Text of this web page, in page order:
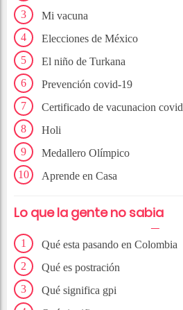
Mi vacuna
Elecciones de México
El niño de Turkana
Prevención covid-19
Certificado de vacunacion covid
Holi
Medallero Olímpico
Aprende en Casa
Lo que la gente no sabia
Qué esta pasando en Colombia
Qué es postración
Qué significa gpi